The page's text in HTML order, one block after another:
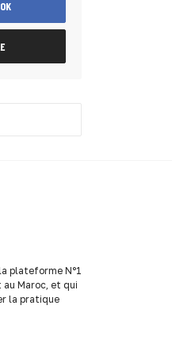
plateforme N°1
Maroc, et qui
la pratique